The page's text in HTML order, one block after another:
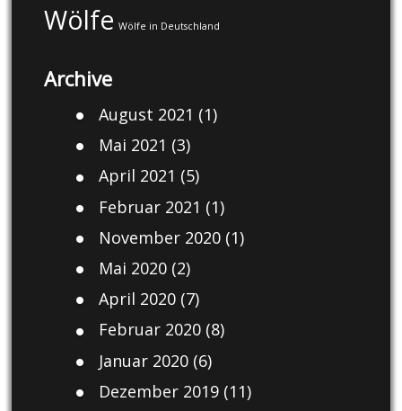
Wölfe Wölfe in Deutschland
Archive
August 2021 (1)
Mai 2021 (3)
April 2021 (5)
Februar 2021 (1)
November 2020(1)
Mai 2020(2)
April 2020(7)
Februar 2020(8)
Januar 2020(6)
Dezember 2019(11)